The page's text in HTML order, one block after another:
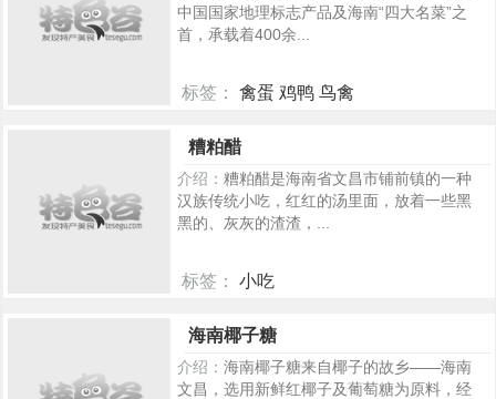
中国国家地理标志产品及海南“四大名菜”之
首，承载着400余...
标签： 禽蛋 鸡鸭 鸟禽
糟粕醋
介绍： 糟粕醋是海南省文昌市铺前镇的一种
汉族传统小吃，红红的汤里面，放着一些黑
黑的、灰灰的渣渣，...
标签： 小吃
海南椰子糖
介绍： 海南椰子糖来自椰子的故乡——海南
文昌，选用新鲜红椰子及葡萄糖为原料，经